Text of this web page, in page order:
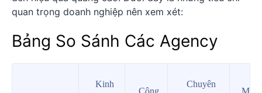
quan trọng doanh nghiệp nên xem xét:
Bảng So Sánh Các Agency
Kinh
Công
Chuyên
Minh